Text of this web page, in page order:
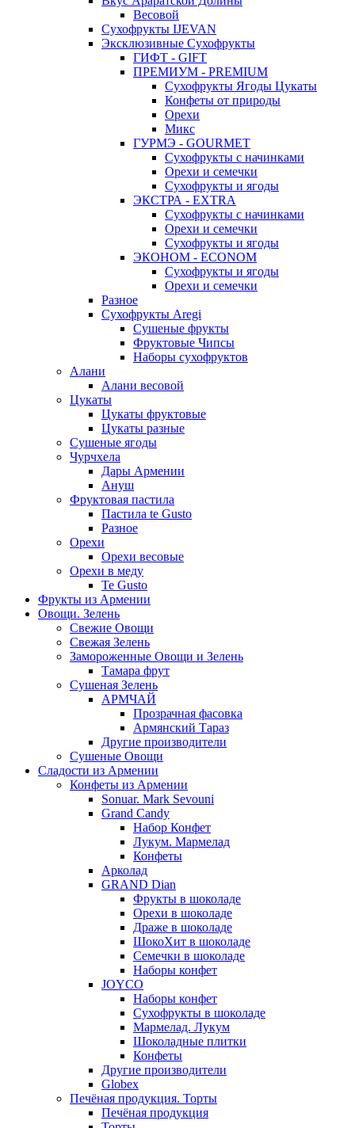
Весовой
Сухофрукты IJEVAN
Эксклюзивные Сухофрукты
ГИФТ - GIFT
ПРЕМИУМ - PREMIUM
Сухофрукты Ягоды Цукаты
Конфеты от природы
Орехи
Микс
ГУРМЭ - GOURMET
Сухофрукты с начинками
Орехи и семечки
Сухофрукты и ягоды
ЭКСТРА - EXTRA
Сухофрукты с начинками
Орехи и семечки
Сухофрукты и ягоды
ЭКОНОМ - ECONOM
Сухофрукты и ягоды
Орехи и семечки
Разное
Сухофрукты Aregi
Сушеные фрукты
Фруктовые Чипсы
Наборы сухофруктов
Алани
Алани весовой
Цукаты
Цукаты фруктовые
Цукаты разные
Сушеные ягоды
Чурчхела
Дары Армении
Ануш
Фруктовая пастила
Пастила te Gusto
Разное
Орехи
Орехи весовые
Орехи в меду
Te Gusto
Фрукты из Армении
Овощи. Зелень
Свежие Овощи
Свежая Зелень
Замороженные Овощи и Зелень
Тамара фрут
Сушеная Зелень
АРМЧАЙ
Прозрачная фасовка
Армянский Тараз
Другие производители
Сушеные Овощи
Сладости из Армении
Конфеты из Армении
Sonuar. Mark Sevouni
Grand Candy
Набор Конфет
Лукум. Мармелад
Конфеты
Арколад
GRAND Dian
Фрукты в шоколаде
Орехи в шоколаде
Драже в шоколаде
ШокоХит в шоколаде
Семечки в шоколаде
Наборы конфет
JOYCO
Наборы конфет
Сухофрукты в шоколаде
Мармелад. Лукум
Шоколадные плитки
Конфеты
Другие производители
Globex
Печёная продукция. Торты
Печёная продукция